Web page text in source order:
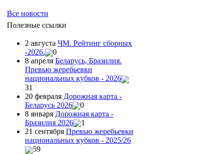
Все новости
Полезные ссылки
2 августа ЧМ. Рейтинг сборных
-2026.
0
8 апреля Беларусь, Бразилия.
Превью жеребьевки
национальных кубков - 2026
31
20 февраля Дорожная карта -
Беларусь 2026
0
8 января Дорожная карта -
Бразилия 2026
1
21 сентября Превью жеребьевки
национальных кубков - 2025/26
59